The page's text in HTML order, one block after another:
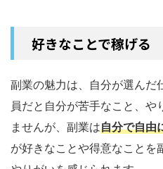
好きなことで稼げる
副業の魅力は、自分が選んだ
員だと自分が苦手なこと、
ませんが、副業は自分で自由
が好きなことや得意なことを